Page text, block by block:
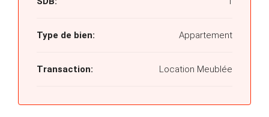
Type de bien: Appartement
Transaction: Location Meublée